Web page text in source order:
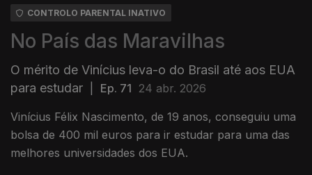
CONTROLO PARENTAL INATIVO
No País das Maravilhas
O mérito de Vinícius leva-o do Brasil até aos EUA
para estudar
Ep. 71 24 abr. 2026
Vinícius Félix Nascimento, de 19 anos, conseguiu uma
bolsa de 400 mil euros para ir estudar para uma das
melhores universidades dos EUA.